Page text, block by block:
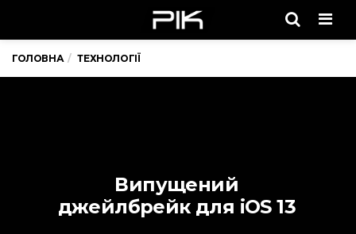
ГОЛОВНА ТЕХНОЛОГІЇ
Випущений
джейлбрейк для iOS 13